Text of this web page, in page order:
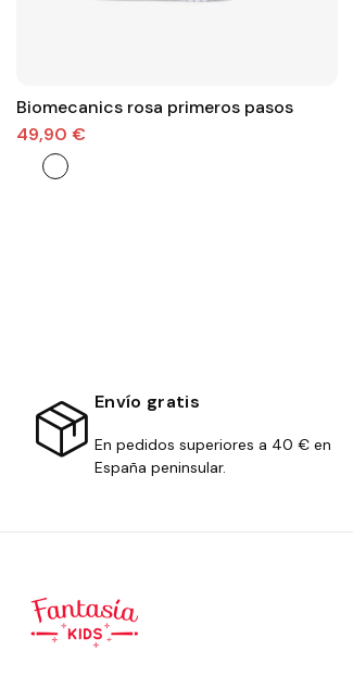
Biomecanics rosa primeros pasos
49,90 €
Envío gratis
En pedidos superiores a 40 € en
España peninsular.